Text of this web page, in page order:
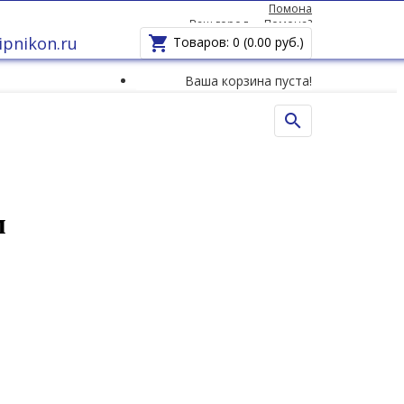
Помона
Ваш город —Помона?
 Товаров: 0 (0.00 руб.)
Ваша корзина пуста!
